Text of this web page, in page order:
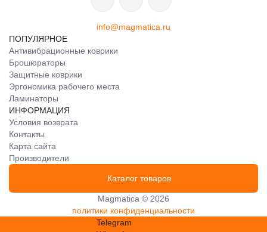
info@magmatica.ru
ПОПУЛЯРНОЕ
Антивибрационные коврики
Брошюраторы
Защитные коврики
Эргономика рабочего места
Ламинаторы
ИНФОРМАЦИЯ
Условия возврата
Контакты
Карта сайта
Производители
Каталог товаров
Magmatica © 2026
политики конфиденциальности
Telegram